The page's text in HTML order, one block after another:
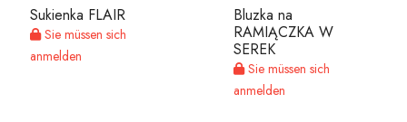
Sukienka FLAIR
Sie müssen sich
anmelden
Bluzka na
RAMIĄCZKA W
SEREK
Sie müssen sich
anmelden